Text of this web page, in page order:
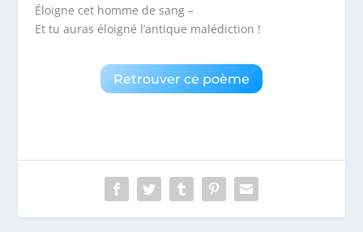
Éloigne cet homme de sang –
Et tu auras éloigné l’antique malédiction !
Retrouver ce poème